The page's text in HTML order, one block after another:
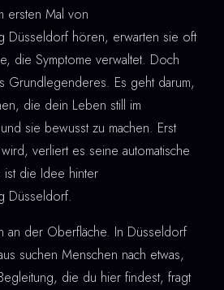
ersten Mal von
Düsseldorf hören, erwarten sie oft
die Symptome verwaltet. Doch
Grundlegenderes. Es geht darum,
die dein Leben still im
sie bewusst zu machen. Erst
verliert es seine automatische
die Idee hinter
Düsseldorf.
an der Oberfläche. In Düsseldorf
suchen Menschen nach etwas,
die du hier findest, fragt